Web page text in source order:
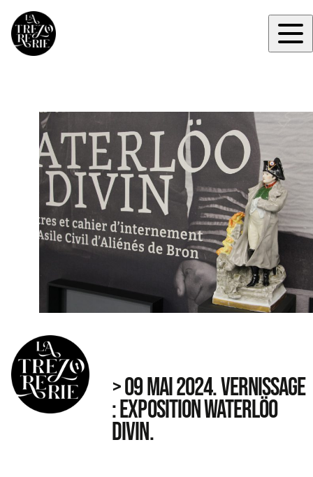
> 09 MAI 2024. VERNISSAGE
: EXPOSITION WATERLÖO
DIVIN.